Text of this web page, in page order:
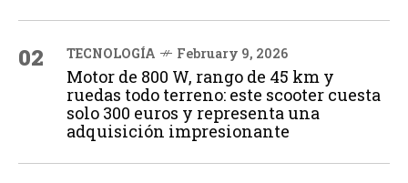
02 TECNOLOGÍA February 9, 2026
Motor de 800 W, rango de 45 km y
ruedas todo terreno: este scooter cuesta
solo 300 euros y representa una
adquisición impresionante